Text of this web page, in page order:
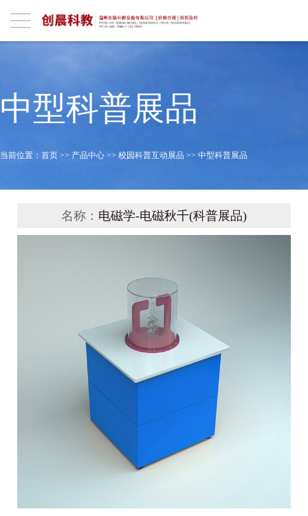
中型科普展品
当前位置： 首页 >> 产品中心 >> 校园科普互动展品 >> 中型科普展品
名称： 电磁学-电磁秋千(科普展品)